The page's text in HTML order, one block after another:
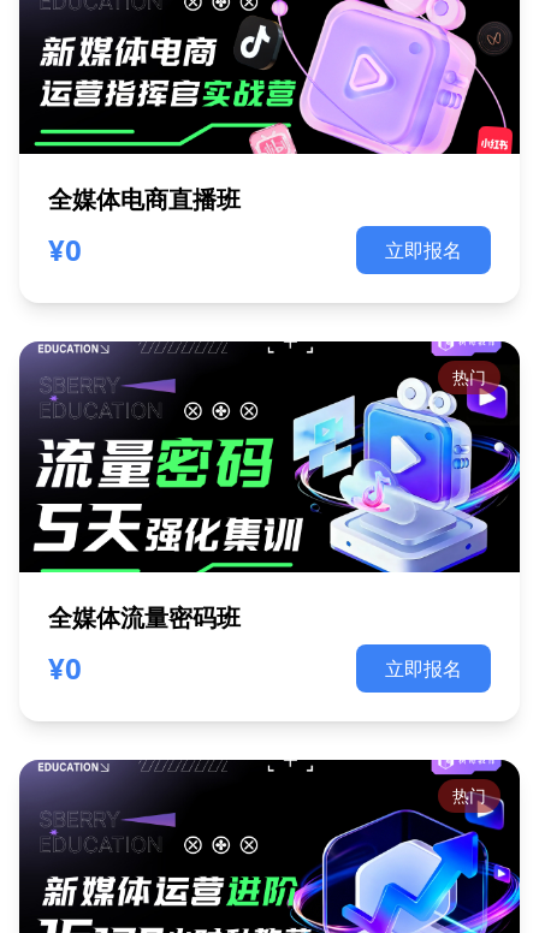
全媒体电商直播班
¥0 立即报名
热门
全媒体流量密码班
¥0 立即报名
热门